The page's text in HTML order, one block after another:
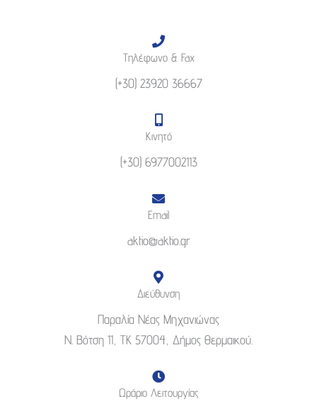
Τηλέφωνο & Fax
(+30) 23920 36667
Κινητό
(+30) 6977002113
Email
aktio@aktio.gr
Διεύθυνση
Παραλία Νέας Μηχανιώνας
Ν. Βότση 11, ΤΚ 57004, Δήμος Θερμαικού.
Ωράριο Λειτουργίας